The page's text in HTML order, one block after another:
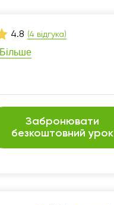
4.8 (4 відгука)
Більше
Забронювати
безкоштовний урок